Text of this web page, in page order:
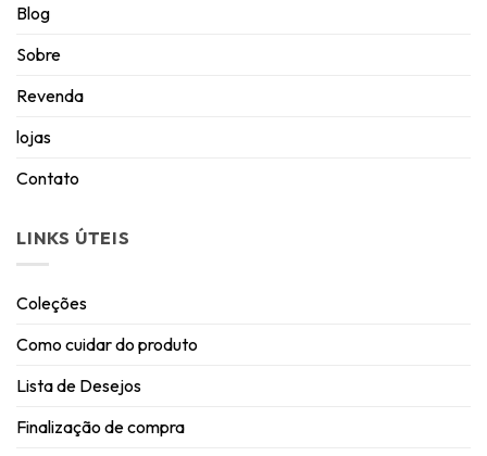
Blog
Sobre
Revenda
lojas
Contato
LINKS ÚTEIS
Coleções
Como cuidar do produto
Lista de Desejos
Finalização de compra